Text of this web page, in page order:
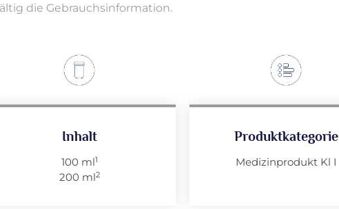
die Gebrauchsinformation.
Inhalt
100 ml1
200 ml2
Produktkategorie
Medizinprodukt Kl I